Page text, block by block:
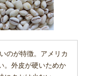
のが特徴。アメリカ
。外皮が硬いためか